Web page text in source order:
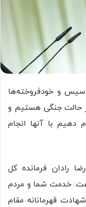
و خودفروخته‌ها
حالت جنگی هستیم و
دهیم با آنها انجام
رادان فرمانده کل
گفت: خدمت شما و مردم
قهرمانانه مقام